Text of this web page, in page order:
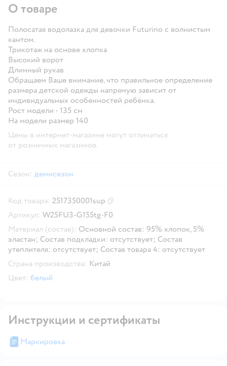
О товаре
Полосатая водолазка для девочки Futurino с волнистым
кантом.
Трикотаж на основе хлопка
Высокий ворот
Длинный рукав
Обращаем Ваше внимание, что правильное определение
размера детской одежды напрямую зависит от
индивидуальных особенностей ребёнка.
Рост модели - 135 см
На модели размер 140
Цены в интернет-магазине могут отличаться
от розничных магазинов.
Сезон: демисезон
Код товара: 2517350001sup
Артикул: W25FU3-G155tg-F0
Материал (состав): Основной состав: 95% хлопок, 5%
эластан; Состав подкладки: отсутствует; Состав
утеплителя: отсутствует; Состав товара 4: отсутствует
Страна производства: Китай
Цвет: белый
Инструкции и сертификаты
Маркировка